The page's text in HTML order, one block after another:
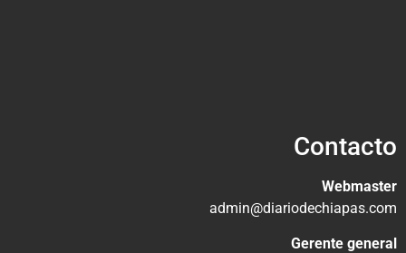
Contacto
Webmaster
admin@diariodechiapas.com
Gerente general